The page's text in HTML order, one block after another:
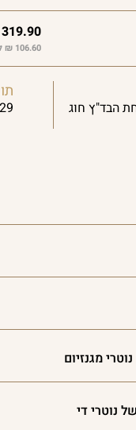
319.90
106.60 ₪ ליחידה
הבד"ץ חוג
מגנזיום
נוטרי די